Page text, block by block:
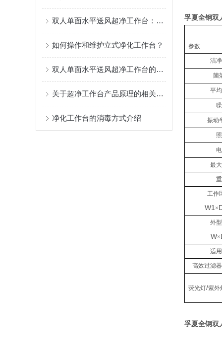
双人单面水平送风超净工作台：生物实验室的“安全屏障”
如何操作和维护立式净化工作台？
双人单面水平送风超净工作台的维护方法是什么？
关于超净工作台产品原理的相关讲述
净化工作台的消毒方式介绍
孚夏全钢双
参数
洁
菌
平
振动
最
工作
W1 ×
外
W×
适
高效过滤
荧光灯/紫外
孚夏全钢双